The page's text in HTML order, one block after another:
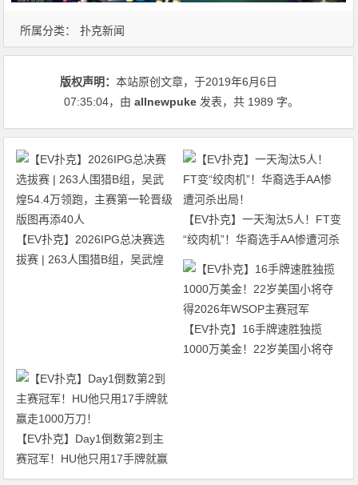
所属分类： 扑克新闻
版权声明：本站原创文章，于2019年6月6日
07:35:04，由allnewpuke 发表，共 1989 字。
【EV扑克】2026IPG总决赛选
拔赛 | 263人围猎B组，吴武煌
【EV扑克】一天淘汰5人！FT变
“绞肉机”！华裔选手AA惨遭河杀
出局！
【EV扑克】16手牌速胜独揽
1000万美金！22岁美国小将夺
【EV扑克】Day1倒数第2到主
赛冠军！HU他只用17手牌就赢
走1000万刀！